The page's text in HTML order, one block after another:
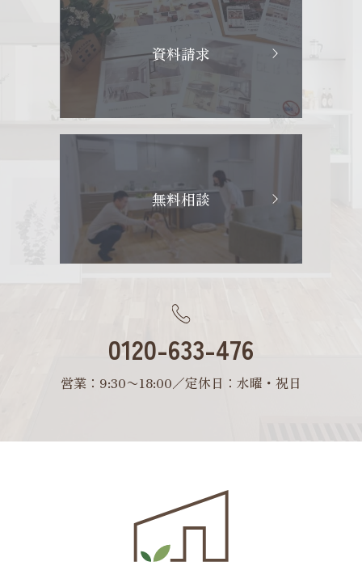
資料請求
無料相談
0120-633-476
営業：9:30〜18:00／定休日：水曜・祝日